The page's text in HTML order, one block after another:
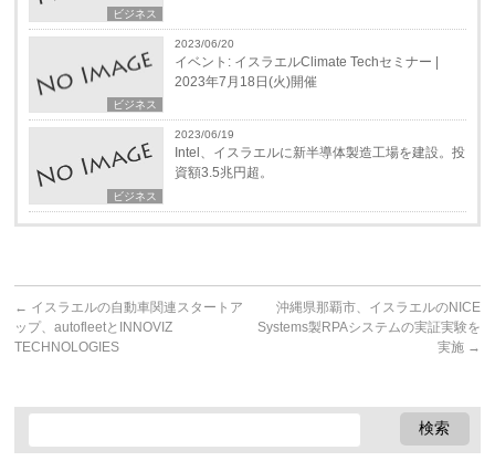
ビジネス
ビジネス
2023/06/20
イベント: イスラエルClimate Techセミナー |
2023年7月18日(火)開催
ビジネス
2023/06/19
Intel、イスラエルに新半導体製造工場を建設。投
資額3.5兆円超。
← イスラエルの自動車関連スタートア
ップ、autofleetとINNOVIZ
TECHNOLOGIES
沖縄県那覇市、イスラエルのNICE
Systems製RPAシステムの実証実験を
実施 →